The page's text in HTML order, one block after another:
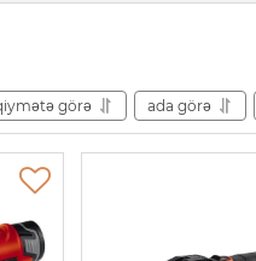
görə ada görə